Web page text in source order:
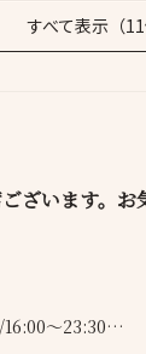
すべて表示（11
ざいます。お
～23:30